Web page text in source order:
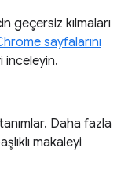
geçersiz kılmaları
sayfalarını
inceleyin.
Daha fazla
makaleyi